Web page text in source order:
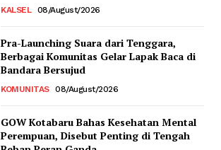
KALSEL 08/August/2026
Pra-Launching Suara dari Tenggara,
Berbagai Komunitas Gelar Lapak Baca di
Bandara Bersujud
KOMUNITAS 08/August/2026
GOW Kotabaru Bahas Kesehatan Mental
Perempuan, Disebut Penting di Tengah